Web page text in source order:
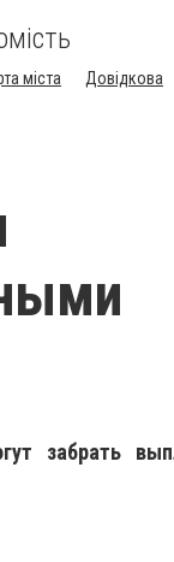
міста Довідкова
забрать